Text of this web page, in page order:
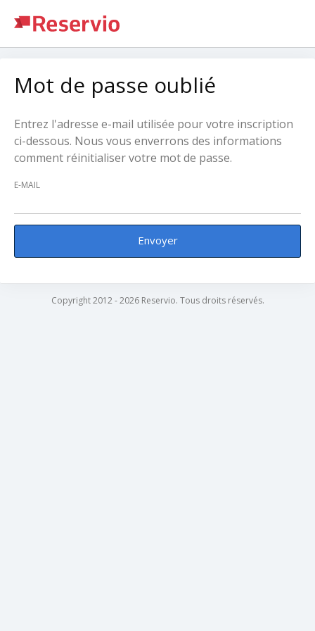
Mot de passe oublié
Entrez l'adresse e-mail utilisée pour votre inscription
ci-dessous. Nous vous enverrons des informations
comment réinitialiser votre mot de passe.
E-MAIL
Envoyer
Copyright 2012 - 2026 Reservio. Tous droits réservés.